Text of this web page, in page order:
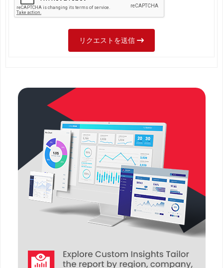
リクエストを送信